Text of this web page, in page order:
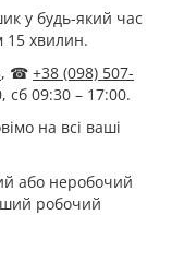
у будь-який час
хвилин.
, ☎ +38 (098) 507-
09:30 – 17:00.
на всі ваші
або неробочий
робочий